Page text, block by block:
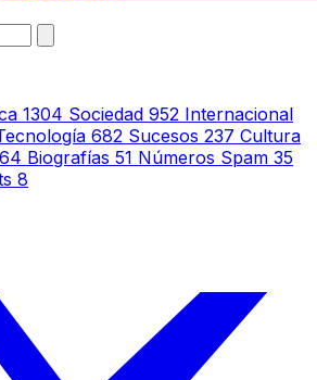
1304 Sociedad 952 Internacional
682 Sucesos 237 Cultura
64 Biografías 51 Números Spam 35
8